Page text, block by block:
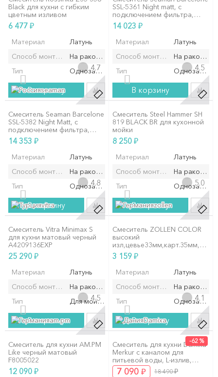
Black для кухни с гибким
цветным изливом
6 477 ₽
Материал
Латунь
Способ монтажа/установкиНа раковину/мойку
Тип
Однозахватный
В корзину
SSL-5361 Night matt, с
подключением фильтра,
черный матовый
14 023 ₽
Материал
Латунь
Способ монтажа/установки
На
Тип
В корзину
seaman
4.7
Смеситель Seaman Barcelone
SSL-5382 Night Matt, с
подключением фильтра,
черный матовый
14 353 ₽
Материал
Латунь
Способ монтажа/установкиНа раковину/мойку
Тип
Однозахватный
В корзину
4.5
Смеситель Steel Hammer SH
819 BLACK BR для кухонной
мойки
8 250 ₽
Материал
Латунь
Способ монтажа/установки
На
Тип
В корзину
vitra
4.8
Смеситель Vitra Minimax S
для кухни матовый черный
A4209136EXP
25 290 ₽
Материал
Латунь
Способ монтажа/установкиНа раковину/мойку
Тип
Для мойки
В корзину
zollen
5.0
Смеситель ZOLLEN COLOR
высокий
изл,цевье33мм,карт.35мм,
черный (CO71611832BL)
3 159 ₽
Материал
Латунь
Способ монтажа/установки
На
Тип
В корзину
am.pm
4.5
Смеситель для кухни AM.PM
Like черный матовый
F8005022
12 090 ₽
Damixa
-62 %
4.1
Смеситель для кухни Damixa
Merkur с каналом для
питьевой воды, L-излив,
черный
7 090 ₽ 18 490₽